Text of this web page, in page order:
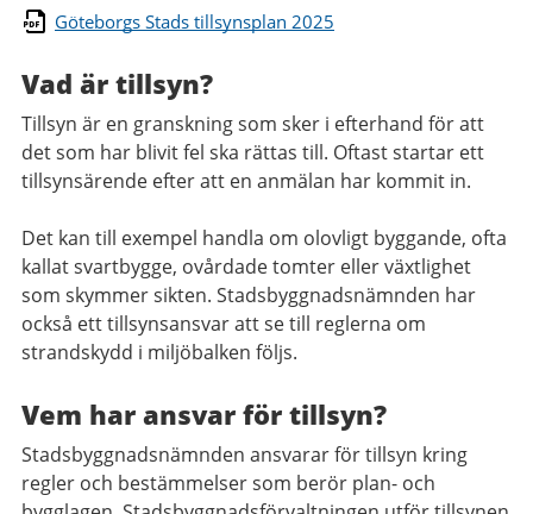
Göteborgs Stads tillsynsplan 2025
Vad är tillsyn?
Tillsyn är en granskning som sker i efterhand för att
det som har blivit fel ska rättas till. Oftast startar ett
tillsynsärende efter att en anmälan har kommit in.
Det kan till exempel handla om olovligt byggande, ofta
kallat svartbygge, ovårdade tomter eller växtlighet
som skymmer sikten. Stadsbyggnadsnämnden har
också ett tillsynsansvar att se till reglerna om
strandskydd i miljöbalken följs.
Vem har ansvar för tillsyn?
Stadsbyggnadsnämnden ansvarar för tillsyn kring
regler och bestämmelser som berör plan- och